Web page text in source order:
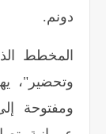
دونم.
المخطط
وتحضير"،
ومفتوحة